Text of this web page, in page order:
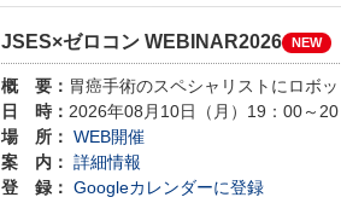
JSES×ゼロコン WEBINAR2026 NEW
概 要： 胃癌手術のスペシャリストにロボ
日 時： 2026年08月10日（月）19：00～
場 所： WEB開催
案 内： 詳細情報
登 録： Googleカレンダーに登録